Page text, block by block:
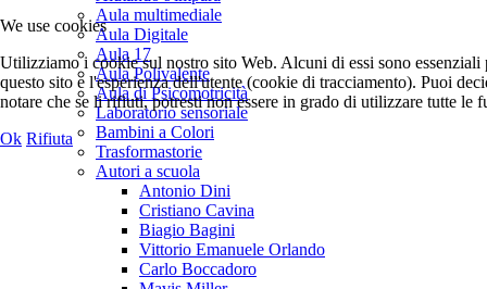
Aula multimediale
Aula Digitale
Aula 17
Aula Polivalente
Aula di Psicomotricità
Laboratorio sensoriale
Bambini a Colori
Trasformastorie
Autori a scuola
Antonio Dini
Cristiano Cavina
Biagio Bagini
Vittorio Emanuele Orlando
Carlo Boccadoro
We use cookies
Utilizziamo i cookie sul nostro sito Web. Alcuni di essi sono
questo sito e l'esperienza dell'utente (cookie di tracciamento). Puoi
notare che se li rifiuti, potresti non essere in grado di utilizzare tutte le
Ok Rifiuta